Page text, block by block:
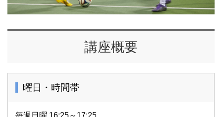
講座概要
曜日・時間帯
毎週日曜 16:25～17:25